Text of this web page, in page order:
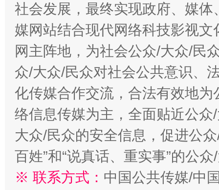
东山县通报“牛蛙产品抗生素超标问题” 法
社会发展，最终实现政府、媒
媒网站结合现代网络科技影视
网主阵地，为社会公众/大众/民
众/大众/民众对社会公共意识、
化传媒合作交流，合法有效地
络信息传媒为主，全面贴近公
大众/民众的安全信息，促进公
百姓”和“说真话、重实事”的公
※ 联系方式： 中国公共传媒/中